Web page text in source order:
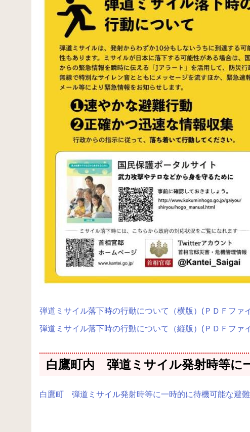
弾道ミサイル落下時の行動について（横版）(ＰＤＦファ
弾道ミサイル落下時の行動について（縦版）(ＰＤＦファ
白鷹町内 弾道ミサイル発射時等に
白鷹町 弾道ミサイル発射時等に一時的に待機可能な避